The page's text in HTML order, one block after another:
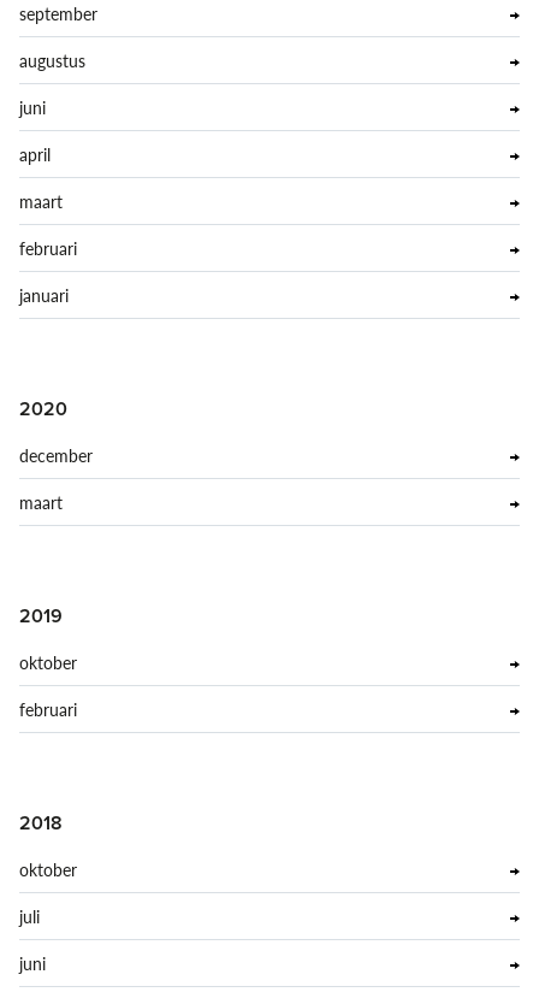
september
augustus
juni
april
maart
februari
januari
2020
december
maart
2019
oktober
februari
2018
oktober
juli
juni